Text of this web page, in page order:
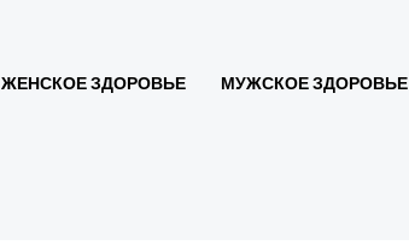
ЖЕНСКОЕ ЗДОРОВЬЕ МУЖСКОЕ ЗДОРОВЬЕ